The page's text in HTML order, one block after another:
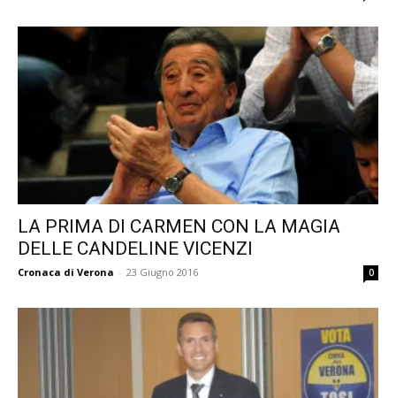
LA PRIMA DI CARMEN CON LA MAGIA
DELLE CANDELINE VICENZI
Cronaca di Verona - 23 Giugno 2016 0